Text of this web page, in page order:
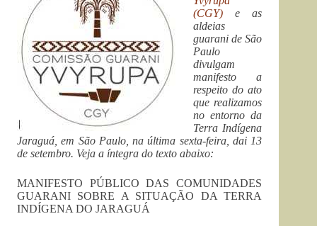
(CGY)e as
aldeias
guarani de São
Paulo
divulgam
manifesto a
respeito do ato
que realizamos
no entorno da
Terra Indígena
Jaraguá, em São Paulo, na última sexta-feira, dai 13
de setembro. Veja a íntegra do texto abaixo:
MANIFESTO PÚBLICO DAS COMUNIDADES
GUARANI SOBRE A SITUAÇÃO DA TERRA
INDÍGENA DO JARAGUÁ